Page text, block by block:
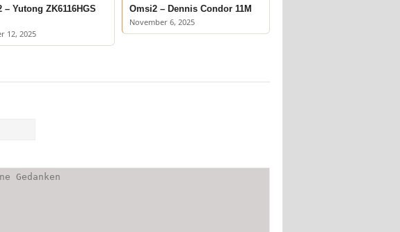
– Yutong ZK6116HGS
12, 2025
Omsi2 – Dennis Condor 11M
November 6, 2025